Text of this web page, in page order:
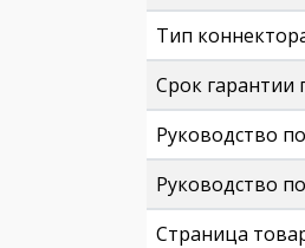
Тип
Срок гарантии
Руководство
Руководство
Страница